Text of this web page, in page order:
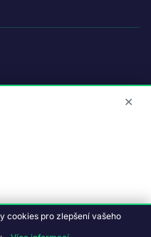
dat.
✕
cookies pro zlepšení vašeho